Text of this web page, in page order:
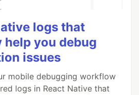
logs that
help you debug
issues
mobile debugging workflow
logs in React Native that